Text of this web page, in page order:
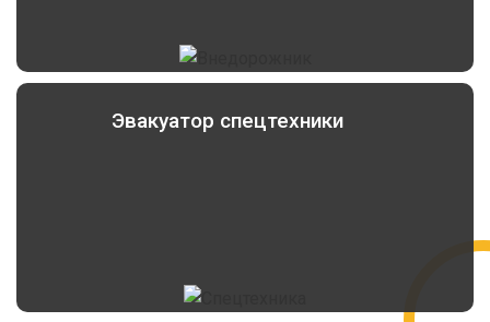
Эвакуатор спецтехники